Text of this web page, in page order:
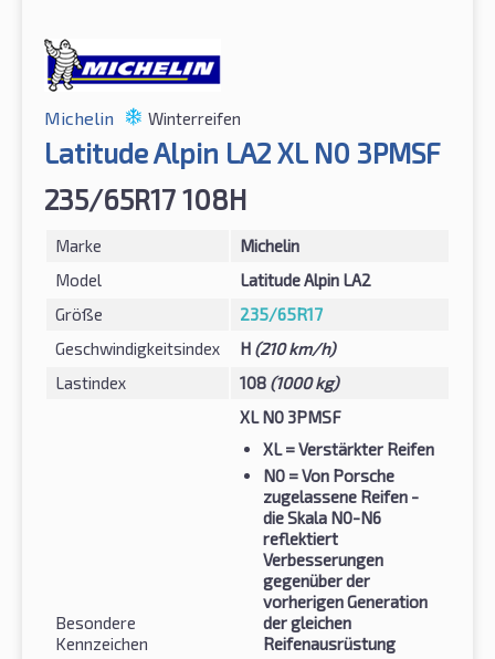
Michelin Winterreifen
Latitude Alpin LA2 XL N0 3PMSF
235/65R17 108H
Marke
Michelin
Model
Latitude Alpin LA2
Größe
235/65R17
Geschwindigkeitsindex
H (210 km/h)
Lastindex
108 (1000 kg)
Besondere
Kennzeichen
XL N0 3PMSF
XL= Verstärkter Reifen
N0 = Von Porsche
zugelassene Reifen -
die Skala N0-N6
reflektiert
Verbesserungen
gegenüber der
vorherigen Generation
der gleichen
Reifenausrüstung